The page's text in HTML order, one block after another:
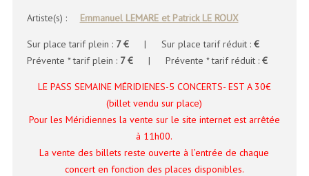
Artiste(s) : Emmanuel LEMARE et Patrick LE ROUX
Sur place tarif plein : 7 €| Sur place tarif réduit : €
Prévente * tarif plein : 7 €| Prévente * tarif réduit : €
LE PASS SEMAINE MÉRIDIENES-5 CONCERTS- EST A 30€
(billet vendu sur place)
Pour les Méridiennes la vente sur le site internet est arrêtée
à 11h00.
La vente des billets reste ouverte à l’entrée de chaque
concert en fonction des places disponibles.